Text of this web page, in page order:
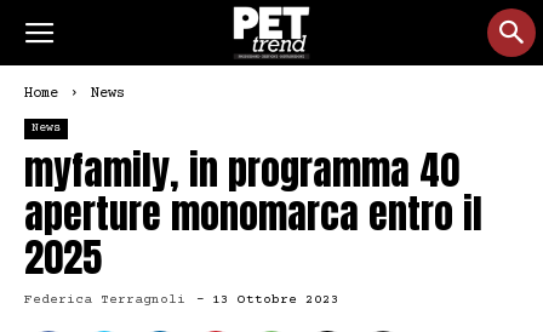
Home News
News
myfamily, in programma 40
aperture monomarca entro il
2025
Federica Terragnoli - 13 Ottobre 2023